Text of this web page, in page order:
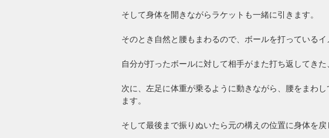
そして身体を開きながらラケットも一緒に引きます。
そのとき自然と腰もまわるので、ボールを打っているイ
自分が打ったボールに対して相手がまた打ち返してきた
次に、左足に体重が乗るように動きながら、腰をまわ
ます。
そして最後まで振りぬいたら元の構えの位置に身体を戻